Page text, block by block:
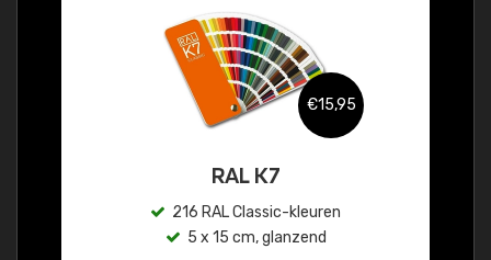
€15,95
RAL K7
216 RAL Classic-kleuren
5 x 15 cm, glanzend